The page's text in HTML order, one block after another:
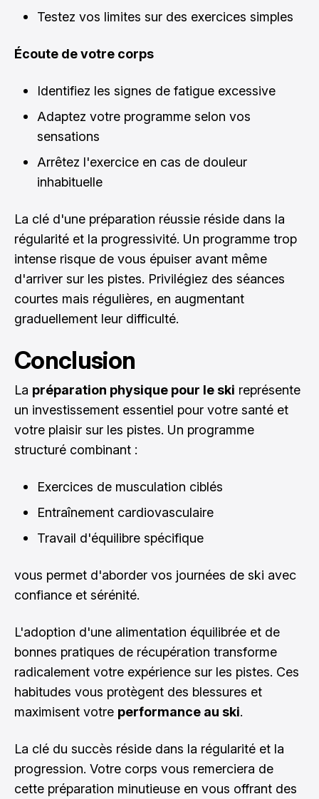
Testez vos limites sur des exercices simples
Écoute de votre corps
Identifiez les signes de fatigue excessive
Adaptez votre programme selon vos
sensations
Arrêtez l'exercice en cas de douleur
inhabituelle
La clé d'une préparation réussie réside dans la
régularité et la progressivité. Un programme trop
intense risque de vous épuiser avant même
d'arriver sur les pistes. Privilégiez des séances
courtes mais régulières, en augmentant
graduellement leur difficulté.
Conclusion
La préparation physique pour le ski représente
un investissement essentiel pour votre santé et
votre plaisir sur les pistes. Un programme
structuré combinant :
Exercices de musculation ciblés
Entraînement cardiovasculaire
Travail d'équilibre spécifique
vous permet d'aborder vos journées de ski avec
confiance et sérénité.
L'adoption d'une alimentation équilibrée et de
bonnes pratiques de récupération transforme
radicalement votre expérience sur les pistes. Ces
habitudes vous protègent des blessures et
maximisent votre performance au ski.
La clé du succès réside dans la régularité et la
progression. Votre corps vous remerciera de
cette préparation minutieuse en vous offrant des